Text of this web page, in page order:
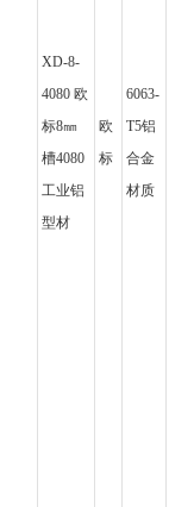
XD-8-
4080 欧
标8㎜
槽4080
工业铝
型材
欧
标
6063-
T5铝
合金
材质